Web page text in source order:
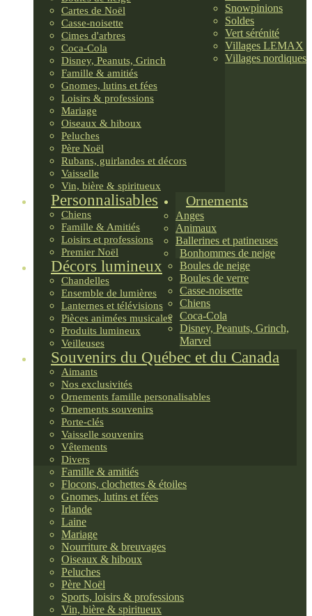
Cartes de Noël
Casse-noisette
Cimes d'arbres
Coca-Cola
Disney, Peanuts, Grinch
Famille & amitiés
Gnomes, lutins et fées
Loisirs & professions
Mariage
Oiseaux & hiboux
Peluches
Père Noël
Rubans, guirlandes et décors
Vaisselle
Vin, bière & spiritueux
Personnalisables
Chiens
Famille & Amitiés
Loisirs et professions
Premier Noël
Décors lumineux
Chandelles
Ensemble de lumières
Lanternes et télévisions
Pièces animées musicales
Produits lumineux
Veilleuses
Souvenirs du Québec et du Canada
Aimants
Nos exclusivités
Ornements famille personalisables
Ornements souvenirs
Porte-clés
Vaisselle souvenirs
Vêtements
Divers
Snowpinions
Soldes
Vert sérénité
Villages LEMAX
Villages nordiques
Ornements
Anges
Animaux
Ballerines et patineuses
Bonhommes de neige
Boules de neige
Boules de verre
Casse-noisette
Chiens
Coca-Cola
Disney, Peanuts, Grinch,
Marvel
Famille & amitiés
Flocons, clochettes & étoiles
Gnomes, lutins et fées
Irlande
Laine
Mariage
Nourriture & breuvages
Oiseaux & hiboux
Peluches
Père Noël
Sports, loisirs & professions
Vin, bière & spiritueux